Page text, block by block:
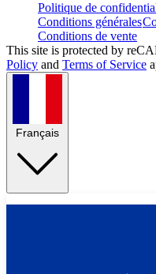
Politique de
Conditions générales
Conditions de vente
This site is protected by
Policy and Terms of Service
Français